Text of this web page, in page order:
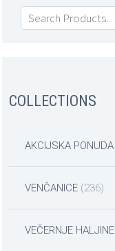
COLLECTIONS
AKCIJSKA PONUDA
VENČANICE (236)
VEČERNJE HALJINE